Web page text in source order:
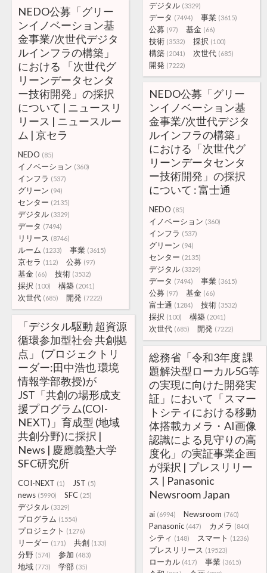
デジタル (3329)
データ (7494) 事業 (3615)
公募 (97) 基金 (66)
技術 (3532) 採択 (100)
構築 (2041) 次世代 (685)
開発 (7222)
NEDO公募「グリー
ンイノベーション基
金事業/次世代デジタ
ルインフラの構築」
における 「次世代グ
リーンデータセンタ
ー技術開発」の採択
について | ニュースリ
リース | ニュースルー
ム | 京セラ
NEDO (85)
イノベーション (360)
インフラ (537)
グリーン (94)
センター (2135)
デジタル (3329)
データ (7494)
リリース (8746)
ルーム (1233) 事業 (3615)
京セラ (112) 公募 (97)
基金 (66) 技術 (3532)
採択 (100) 構築 (2041)
次世代 (685) 開発 (7222)
NEDO公募「グリー
ンイノベーション基
金事業/次世代デジタ
ルインフラの構築」
における「次世代グ
リーンデータセンタ
ー技術開発」の採択
について : 富士通
NEDO (85)
イノベーション (360)
インフラ (537)
グリーン (94)
センター (2135)
デジタル (3329)
データ (7494) 事業 (3615)
公募 (97) 基金 (66)
富士通 (1284) 技術 (3532)
採択 (100) 構築 (2041)
次世代 (685) 開発 (7222)
「デジタル駆動 超資源
循環参加型社会 共創拠
点」 (プロジェクトリ
ーダー:田中浩也 環境
情報学部教授)が
JST「共創の場形成支
援プログラム(COI-
NEXT)」育成型 (地域
共創分野)に採択 |
News | 慶應義塾大学
SFC研究所
COI-NEXT (1) JST (5)
news (5990) SFC (25)
デジタル (3329)
プログラム (1554)
プロジェクト (1276)
リーダー (171) 共創 (133)
分野 (574) 参加 (483)
地域 (773) 学部 (35)
総務省「令和3年度 課
題解決型ローカル5G等
の実現に向けた開発実
証」において「スマー
トシティにおける移動
体搭載カメラ・AI画像
認識による見守りの高
度化」の実証事業企画
が採択 | プレスリリー
ス | Panasonic
Newsroom Japan
ai (6994) Newsroom (760)
Panasonic (447) カメラ (840)
シティ (148) スマート (1236)
プレスリリース (19523)
ローカル (417) 事業 (3615)